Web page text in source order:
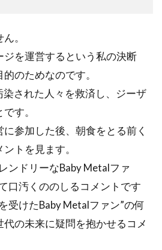
。
を運営するという私の決断
のためなのです。
された人々を救済し、ジーザ
す。
参加した後、朝食をとる前く
トを見ます。
ンドリーなBaby Metalファ
口汚くののしるコメントです
受けたBaby Metalファン”の何
代の未来に疑問を抱かせるコメ